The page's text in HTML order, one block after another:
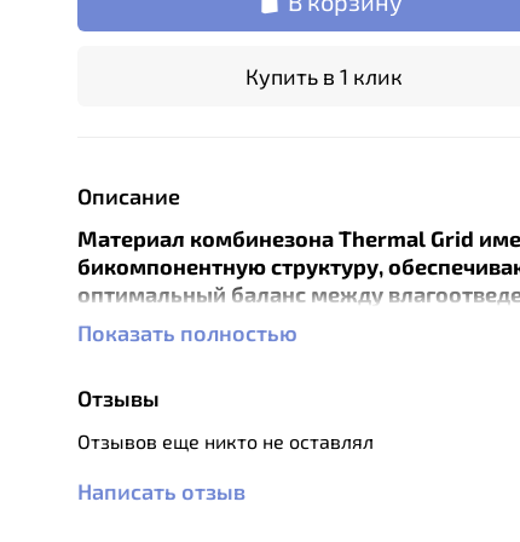
Купить в 1 клик
Описание
Материал комбинезона Thermal Grid
бикомпонентную структуру,
оптимальный баланс между
теплоизоляцией: разреженный ворс на
стороне для быстрой транспортировки
оставляющий возможность частичного
для охлаждения, и внешнюю поверхность,
оптимизированную для быстрого
влаги по большой площади.
Показать полностью
Отзывы
Отзывов еще никто не оставлял
Написать отзыв